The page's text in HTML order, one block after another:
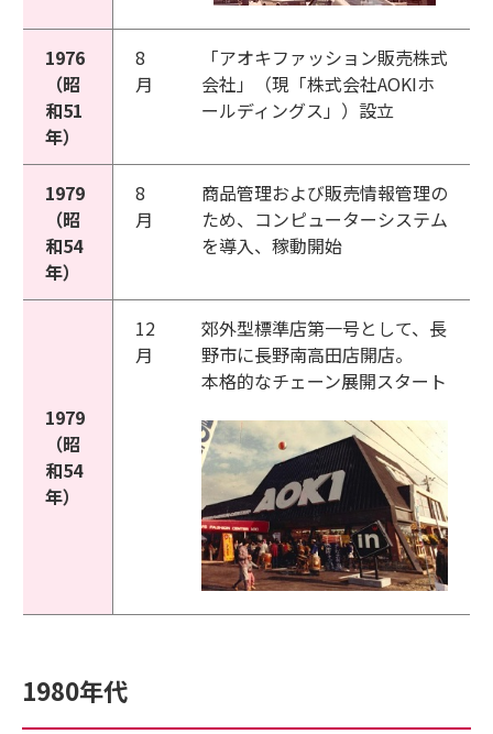
1976
（昭
和51
年）
8
月
「アオキファッション販売株式
会社」（現「株式会社AOKIホ
ールディングス」）設立
1979
（昭
和54
年）
8
月
商品管理および販売情報管理の
ため、コンピューターシステム
を導入、稼動開始
1979
（昭
和54
年）
12
月
郊外型標準店第一号として、長
野市に長野南高田店開店。
本格的なチェーン展開スタート
1980年代